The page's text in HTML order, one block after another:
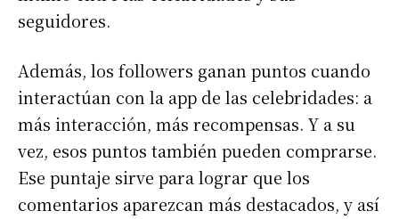
seguidores.
Además, los followers ganan puntos cuando
interactúan con la app de las celebridades: a
más interacción, más recompensas. Y a su
vez, esos puntos también pueden comprarse.
Ese puntaje sirve para lograr que los
comentarios aparezcan más destacados, y así